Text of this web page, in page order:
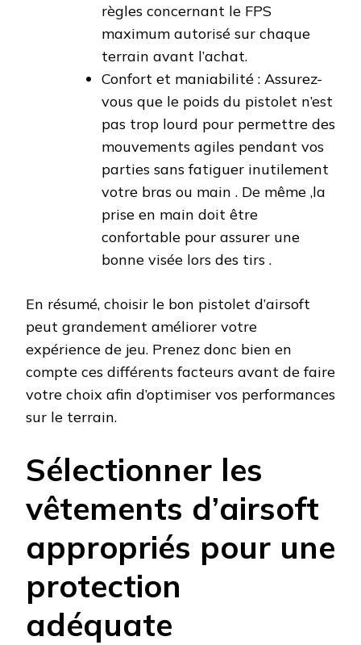
règles concernant le FPS
maximum autorisé sur chaque
terrain avant l’achat.
Confort et maniabilité : Assurez-
vous que le poids du pistolet n’est
pas trop lourd pour permettre des
mouvements agiles pendant vos
parties sans fatiguer inutilement
votre bras ou main . De même ,la
prise en main doit être
confortable pour assurer une
bonne visée lors des tirs .
En résumé, choisir le bon pistolet d’airsoft
peut grandement améliorer votre
expérience de jeu. Prenez donc bien en
compte ces différents facteurs avant de faire
votre choix afin d’optimiser vos performances
sur le terrain.
Sélectionner les
vêtements d’airsoft
appropriés pour une
protection
adéquate